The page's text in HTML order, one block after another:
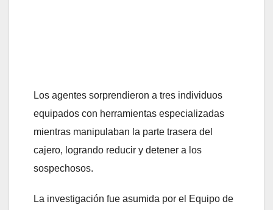
Los agentes sorprendieron a tres individuos
equipados con herramientas especializadas
mientras manipulaban la parte trasera del
cajero, logrando reducir y detener a los
sospechosos.
La investigación fue asumida por el Equipo de